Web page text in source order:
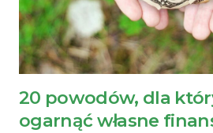
20 powodów, dla
ogarnąć własne